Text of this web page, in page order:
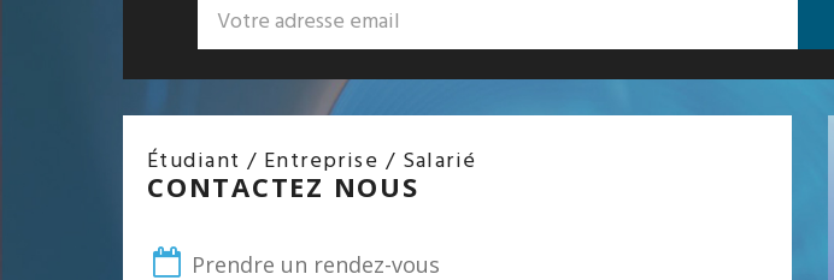
Étudiant / Entreprise / Salarié
CONTACTEZ NOUS
Prendre un rendez-vous